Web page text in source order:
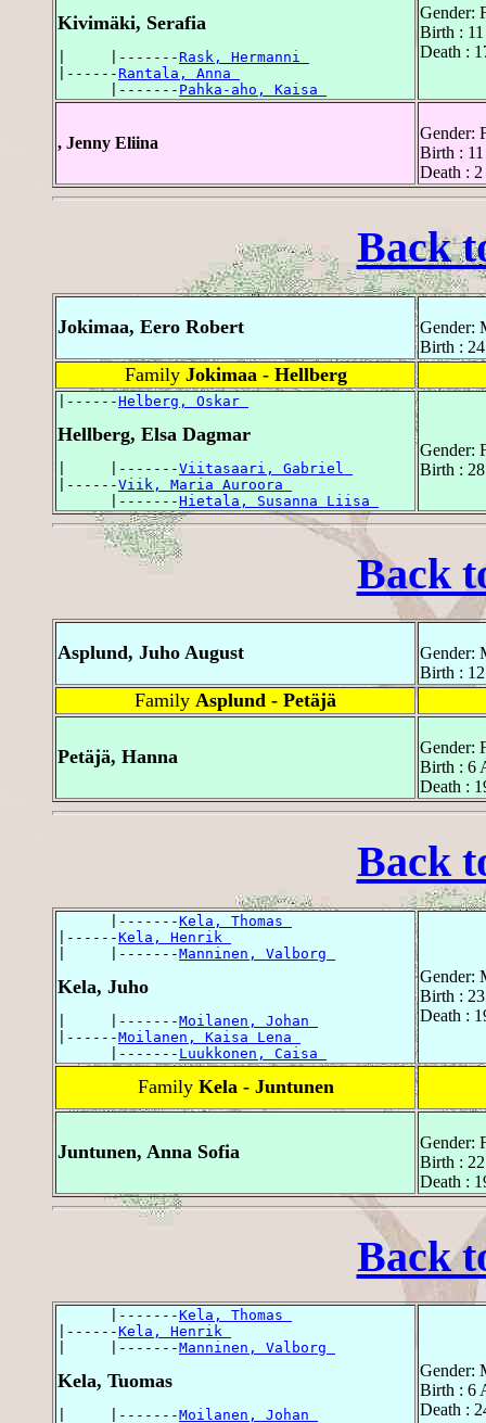
Kivimäki, Serafia
|     |-------Rask, Hermanni
|------Rantala, Anna
      |-------
Pahka-aho, Kaisa
Gender:
Birth :
Death :
, Jenny Eliina
Gender:
Birth :
Death :
Back
Jokimaa, Eero Robert
Gender:
Birth :
Family Jokimaa - Hellberg
|------Helberg, Oskar
Hellberg, Elsa Dagmar
|     |-------Viitasaari, Gabriel
|------Viik, Maria Auroora
      |-------
Hietala, Susanna Liisa
Gender:
Birth : 28
Back
Asplund, Juho August
Gender:
Birth :
Family Asplund - Petäjä
Petäjä, Hanna
Gender:
Birth : 6
Death :
Back
      |-------
Kela, Thomas
|------Kela, Henrik
|     |-------Manninen, Valborg
Kela, Juho
|     |-------Moilanen, Johan
|------Moilanen, Kaisa Lena
      |-------
Luukkonen, Caisa
Gender:
Birth :
Death :
Family Kela - Juntunen
Juntunen, Anna Sofia
Gender:
Birth :
Death :
Back
      |-------
Kela, Thomas
|------Kela, Henrik
|     |-------Manninen, Valborg
Kela, Tuomas
|     |-------Moilanen, Johan
Gender:
Birth : 6
Death :